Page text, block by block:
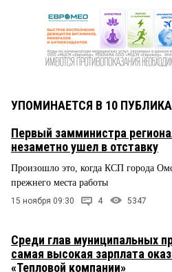
УПОМИНАЕТСЯ В 10
Первый замминистра
незаметно ушел в отставку
Произошло это, когда КСП города
прежнего места работы
15 ноября 09:30 4 5347
Среди глав муниципальных
самая высокая зарплата
«Тепловой компании»